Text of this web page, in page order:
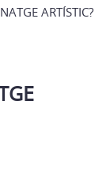
ARTÍSTIC?